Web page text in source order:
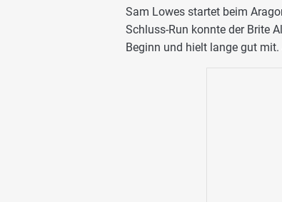
Sam Lowes startet beim
Schluss-Run konnte der Brite
Beginn und hielt lange gut